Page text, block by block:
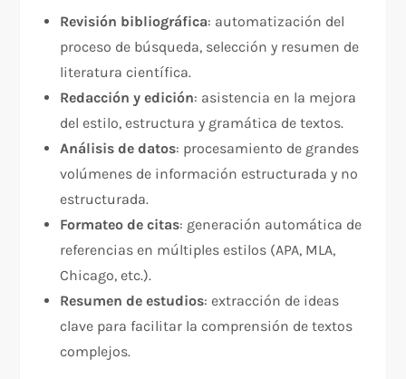
Revisión bibliográfica: automatización del
proceso de búsqueda, selección y resumen de
literatura científica.
Redacción y edición: asistencia en la mejora
del estilo, estructura y gramática de textos.
Análisis de datos: procesamiento de grandes
volúmenes de información estructurada y no
estructurada.
Formateo de citas: generación automática de
referencias en múltiples estilos (APA, MLA,
Chicago, etc.).
Resumen de estudios: extracción de ideas
clave para facilitar la comprensión de textos
complejos.